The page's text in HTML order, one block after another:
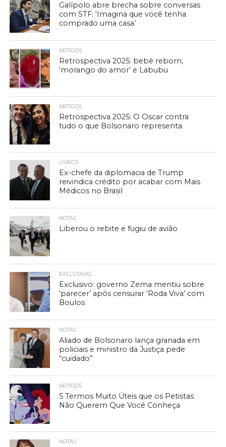
Galípolo abre brecha sobre conversas
com STF: ‘Imagina que você tenha
comprado uma casa’
ARTIGOS
Retrospectiva 2025: bebê reborn,
‘morango do amor’ e Labubu
ARTIGOS
Retrospectiva 2025: O Oscar contra
tudo o que Bolsonaro representa
LIVROS
Ex-chefe da diplomacia de Trump
reivindica crédito por acabar com Mais
Médicos no Brasil
NOTAS
Liberou o rebite e fugiu de avião
EXCLUSIVAS
Exclusivo: governo Zema mentiu sobre
‘parecer’ após censurar ‘Roda Viva’ com
Boulos
NOTAS
Aliado de Bolsonaro lança granada em
policiais e ministro da Justiça pede
“cuidado”
ARTIGOS
5 Termos Muito Úteis que os Petistas
Não Querem Que Você Conheça
NOTAS